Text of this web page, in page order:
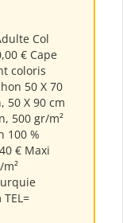
Col
€ Cape
coloris
50 X 70
50 X 90 cm
500 gr/m²
100 %
€ Maxi